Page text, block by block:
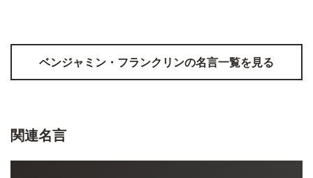
ベンジャミン・フランクリンの名言一覧を見る
関連名言